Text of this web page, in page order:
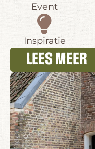
Event
Inspiratie
LEES MEER